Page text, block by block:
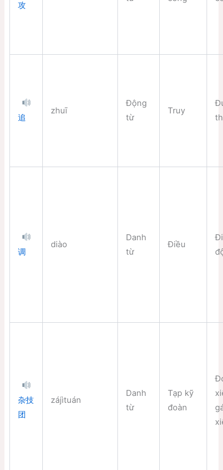
攻
追
zhuī
Động
từ
Truy
调
diào
Danh
từ
Điều
杂技
团
zájìtuán
Danh
từ
Tạp kỹ
đoàn